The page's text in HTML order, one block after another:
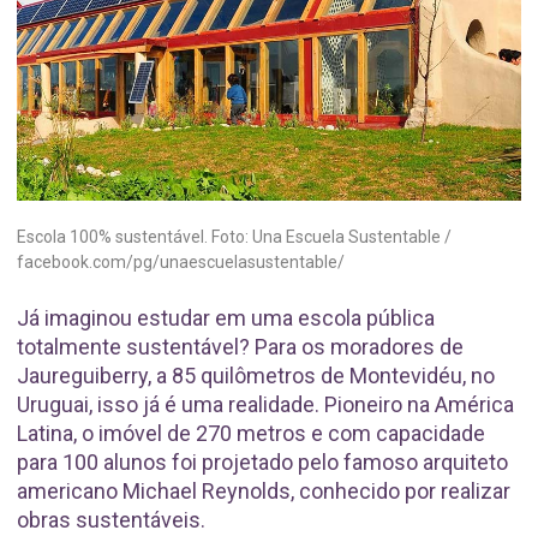
Escola 100% sustentável. Foto: Una Escuela Sustentable /
facebook.com/pg/unaescuelasustentable/
Já imaginou estudar em uma escola pública
totalmente sustentável? Para os moradores de
Jaureguiberry, a 85 quilômetros de Montevidéu, no
Uruguai, isso já é uma realidade. Pioneiro na América
Latina, o imóvel de 270 metros e com capacidade
para 100 alunos foi projetado pelo famoso arquiteto
americano Michael Reynolds, conhecido por realizar
obras sustentáveis.